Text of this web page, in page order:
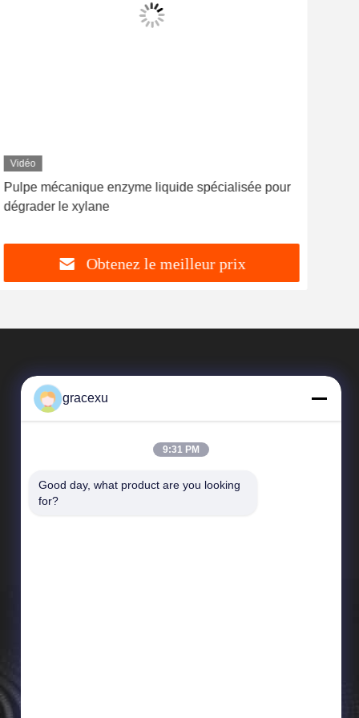
Vidéo
Pulpe mécanique enzyme liquide spécialisée pour
dégrader le xylane
Obtenez le meilleur prix
Liens Rapides
gracexu
9:31 PM
Good day, what product are you looking
for?